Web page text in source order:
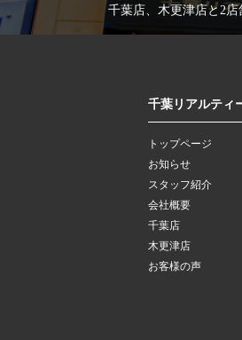
千葉店、木更津店と2
千葉リアルティ
トップページ
お知らせ
スタッフ紹介
会社概要
千葉店
木更津店
お客様の声